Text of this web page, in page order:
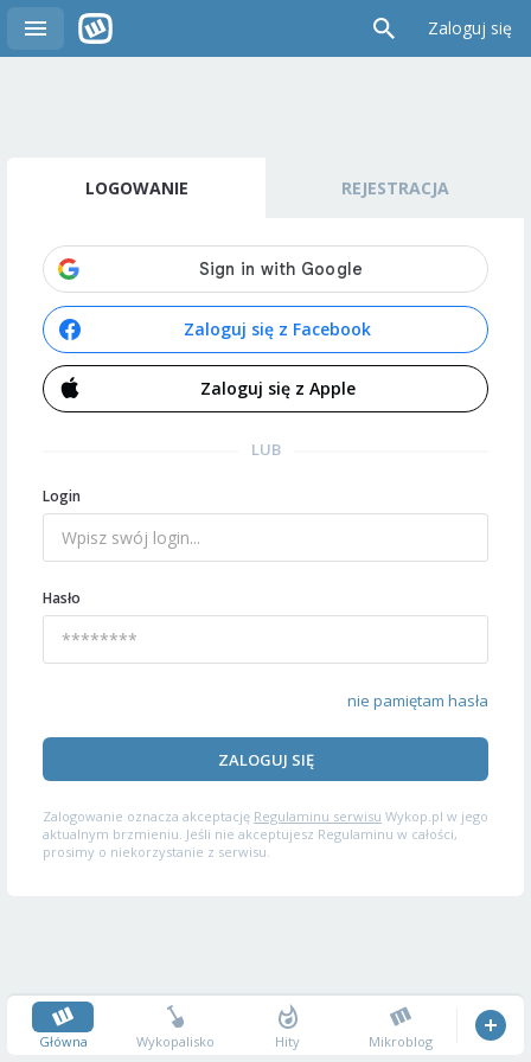
Zaloguj się
LOGOWANIE REJESTRACJA
Zaloguj się z Facebook
Zaloguj się z Apple
LUB
Login
Hasło
nie pamiętam hasła
ZALOGUJ SIĘ
Zalogowanie oznacza akceptację Regulaminu serwisu Wykop.pl w jego
aktualnym brzmieniu. Jeśli nie akceptujesz Regulaminu w całości,
prosimy o niekorzystanie z serwisu.
Główna Wykopalisko Hity Mikroblog